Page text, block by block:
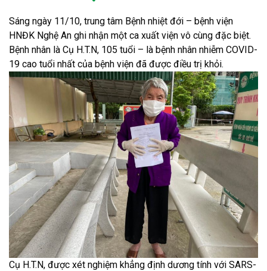
Sáng ngày 11/10, trung tâm Bệnh nhiệt đới – bệnh viện
HNĐK Nghệ An ghi nhận một ca xuất viện vô cùng đặc biệt.
Bệnh nhân là Cụ H.T.N, 105 tuổi – là bệnh nhân nhiễm COVID-
19 cao tuổi nhất của bệnh viện đã được điều trị khỏi.
Cụ H.T.N, được xét nghiệm khẳng định dương tính với SARS-